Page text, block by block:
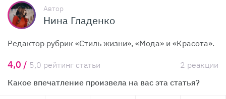
Автор
Нина Гладенко
Редактор рубрик «Стиль жизни», «Мода» и «Красота».
4,0 / 5,0 рейтинг статьи
2 реакции
Какое впечатление произвела на вас эта статья?